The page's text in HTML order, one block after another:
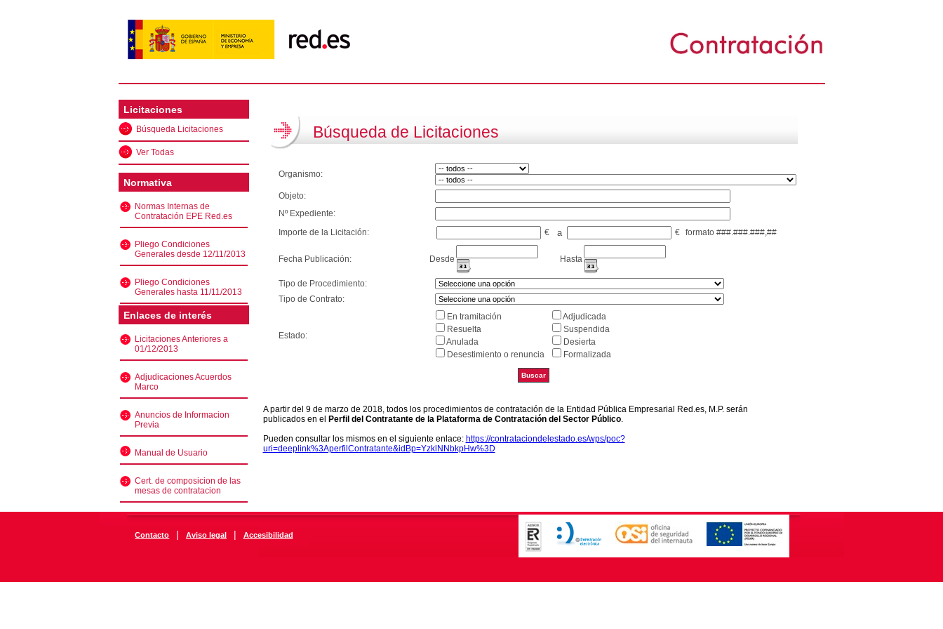
Licitaciones
Búsqueda Licitaciones
Ver Todas
Normativa
Normas Internas de
Contratación EPE Red.es
Pliego Condiciones
Generales desde 12/11/2013
Pliego Condiciones
Generales hasta 11/11/2013
Enlaces de interés
Licitaciones Anteriores a
01/12/2013
Adjudicaciones Acuerdos
Marco
Anuncios de Informacion
Previa
Manual de Usuario
Cert. de composicion de las
mesas de contratacion
Búsqueda de Licitaciones
Organismo:
Objeto:
Nº Expediente:
Importe de la Licitación:
€ a € formato ###.###.###,##
Fecha Publicación: Desde Hasta
Tipo de Procedimiento:
Tipo de Contrato:
Estado:
En tramitación
Adjudicada
Resuelta
Suspendida
Anulada
Desierta
Desestimiento o renuncia
Formalizada
A partir del 9 de marzo de 2018, todos los procedimientos de contratación de la Entidad Pública Empresarial Red.es, M.P. serán
publicados en el
Perfil del Contratante de la Plataforma de Contratación del Sector Público.
Pueden consultar los mismos en el siguiente enlace: https://contrataciondelestado.es/wps/poc?
uri=deeplink%3AperfilContratante&idBp=YzklNNbkpHw%3D
Contacto | Aviso legal | Accesibilidad